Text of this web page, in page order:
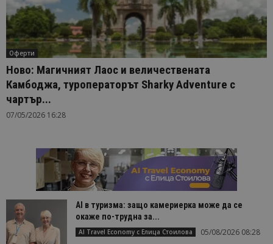
Оферти
Ново: Магичният Лаос и величествената
Камбоджа, туроператорът Sharky Adventure с
чартър...
07/05/2026 16:28
AI в туризма: защо камериерка може да се
окаже по-трудна за...
AI Travel Economy с Елица Стоилова 05/08/2026 08:28